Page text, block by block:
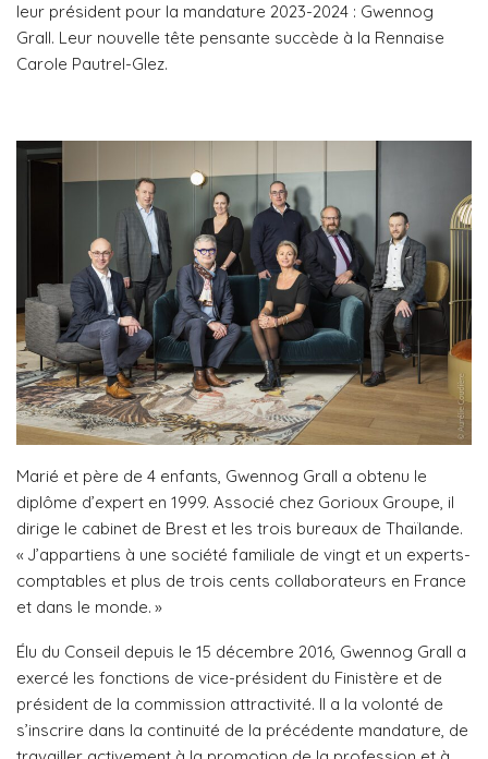
leur président pour la mandature 2023-2024 : Gwennog
Grall. Leur nouvelle tête pensante succède à la Rennaise
Carole Pautrel-Glez.
Marié et père de 4 enfants, Gwennog Grall a obtenu le
diplôme d’expert en 1999. Associé chez Gorioux Groupe, il
dirige le cabinet de Brest et les trois bureaux de Thaïlande.
« J’appartiens à une société familiale de vingt et un experts-
comptables et plus de trois cents collaborateurs en France
et dans le monde. »
Élu du Conseil depuis le 15 décembre 2016, Gwennog Grall a
exercé les fonctions de vice-président du Finistère et de
président de la commission attractivité. Il a la volonté de
s’inscrire dans la continuité de la précédente mandature, de